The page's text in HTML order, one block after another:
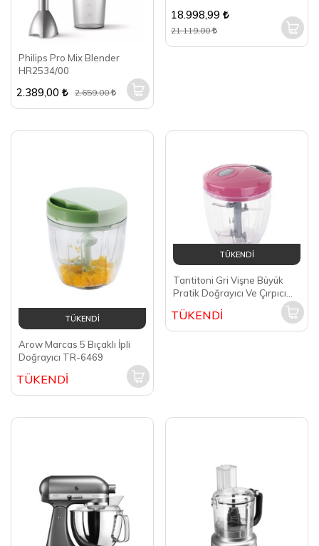
Philips Pro Mix Blender
HR2534/00
2.389,00 2.659,00
18.998,99
21.119,00
TÜKENDİ
Arow Marcas 5 Bıçaklı İpli
Doğrayıcı TR-6469
TÜKENDİ
TÜKENDİ
Tantitoni Gri Vişne Büyük
Pratik Doğrayıcı Ve Çırpıcı
TÜKENDİ